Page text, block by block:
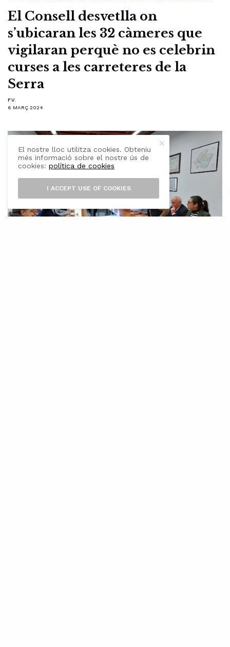
El Consell desvetlla on
s’ubicaran les 32 càmeres que
vigilaran perquè no es celebrin
curses a les carreteres de la
Serra
F.V.
6 MARÇ 2024
El nostre lloc utilitza cookies. Obteniu
més informació sobre el nostre ús de
cookies:política de cookies
I ACCEPT USE OF COOKIES